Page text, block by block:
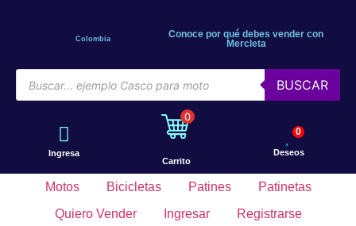
Colombia
Conoce por qué debes vender con
Mercleta
BUSCAR
Ingresa
0
Carrito
Deseos
0
Motos Bicicletas Patines
Patinetas
Quiero Vender
Ingresar Registrarse